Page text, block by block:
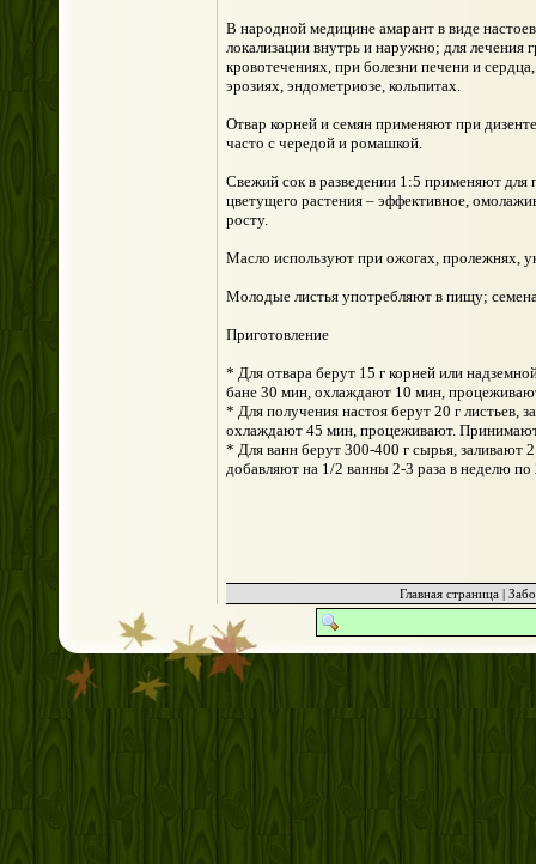
В народной медицине амарант в виде
локализации внутрь и наружно; для лечения
кровотечениях, при болезни печени и
эрозиях, эндометриозе, кольпитах.
Отвар корней и семян применяют при
часто с чередой и ромашкой.
Свежий сок в разведении 1:5 применяют для
цветущего растения – эффективное,
росту.
Масло используют при ожогах, пролежнях,
Молодые листья употребляют в пищу;
Приготовление
* Для отвара берут 15 г корней или
бане 30 мин, охлаждают 10 мин,
* Для получения настоя берут 20 г листьев,
охлаждают 45 мин, процеживают.
* Для ванн берут 300-400 г сырья, заливают
добавляют на 1/2 ванны 2-3 раза в неделю
Главная страница|